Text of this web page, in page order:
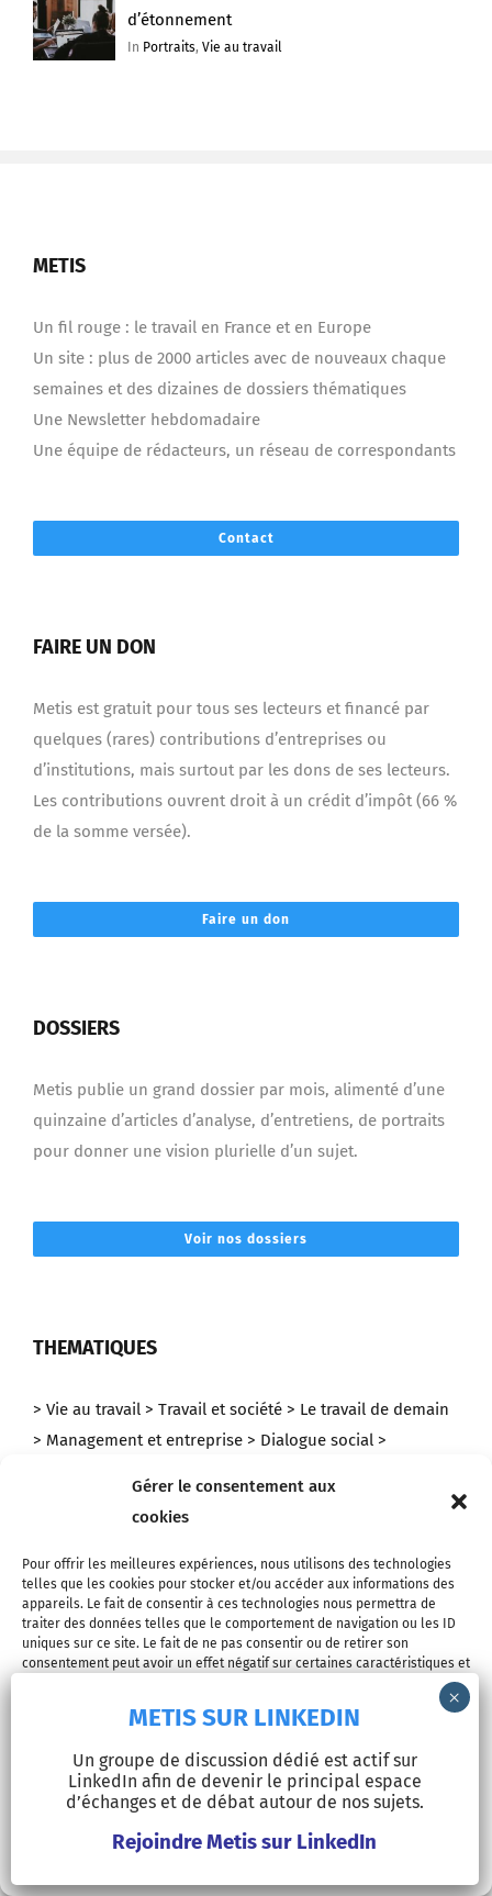
Gérer le consentement aux
cookies
Pour offrir les meilleures expériences, nous utilisons des technologies
telles que les cookies pour stocker et/ou accéder aux informations des
appareils. Le fait de consentir à ces technologies nous permettra de
traiter des données telles que le comportement de navigation ou les ID
uniques sur ce site. Le fait de ne pas consentir ou de retirer son
consentement peut avoir un effet négatif sur certaines caractéristiques et
Refuser
Voir les préférences
InPortraits,Vie au travail
Un site : plus de 2000 articles avec de nouveaux chaque
semaines et des dizaines de dossiers thématiques
Une Newsletter hebdomadaire
Une équipe de rédacteurs, un réseau de correspondants
quelques (rares) contributions d’entreprises ou
d’institutions, mais surtout par les dons de ses lecteurs.
Les contributions ouvrent droit à un crédit d’impôt (66 %
de la somme versée).
quinzaine d’articles d’analyse, d’entretiens, de portraits
pour donner une vision plurielle d’un sujet.
> Management et entreprise > Dialogue social >
Formation / Education > RSE > Politique de l’emploi
RUBRIQUES
> Editos > Analyses > Interviews > Reportages >
Chroniques > Cinéma > Bibliothèque > Portraits et
parcours > Points de vue
NEWSLETTER
les derniers articles de Metis !
METIS SUR LINKEDIN
Un groupe de discussion dédié est actif sur
LinkedIn afin de devenir le principal espace
d’échanges et de débat autour de nos sujets.
Rejoindre Metis sur LinkedIn